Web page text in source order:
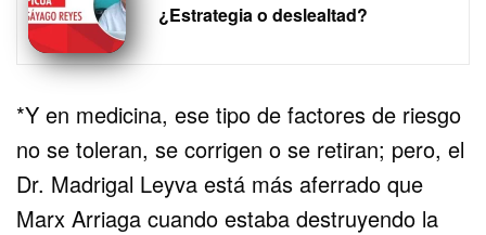
¿Estrategia o deslealtad?
*Y en medicina, ese tipo de factores de riesgo
no se toleran, se corrigen o se retiran; pero, el
Dr. Madrigal Leyva está más aferrado que
Marx Arriaga cuando estaba destruyendo la